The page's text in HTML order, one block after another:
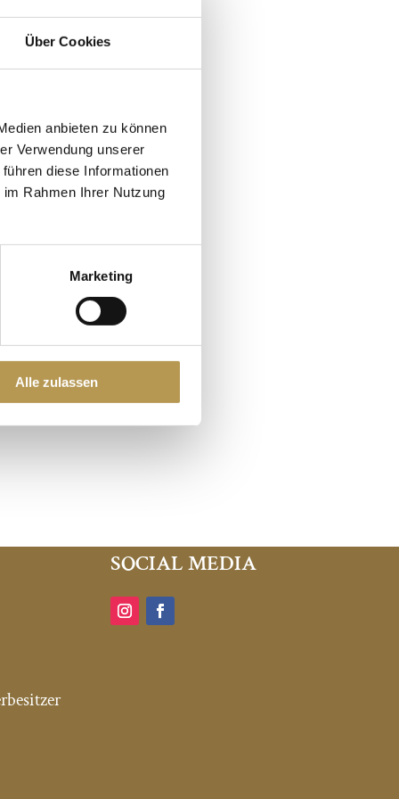
Über Cookies
anbieten zu können
Verwendung unserer
diese Informationen
Rahmen Ihrer Nutzung
Marketing
Alle zulassen
SOCIAL MEDIA